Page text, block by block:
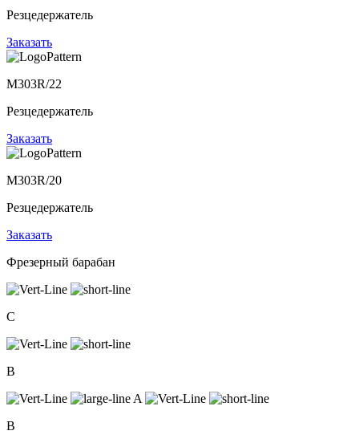
Резцедержатель
Заказать
M303R/22
Резцедержатель
Заказать
M303R/20
Резцедержатель
Заказать
Фрезерный барабан
C
B
A
B